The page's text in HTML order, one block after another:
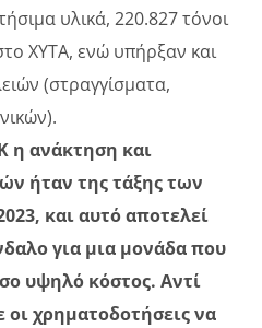
υλικά, 220.827 τόνοι
ΧΥΤΑ, ενώ υπήρξαν και
(στραγγίσματα,
η ανάκτηση και
ήταν της τάξης των
και αυτό αποτελεί
για μια μονάδα που
υψηλό κόστος. Αντί
χρηματοδοτήσεις να